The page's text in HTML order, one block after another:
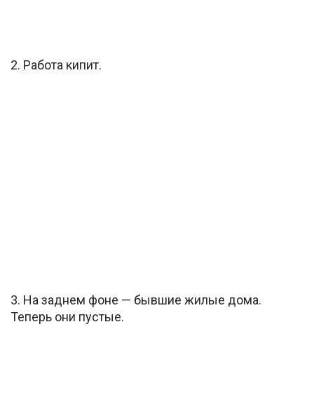
2. Работа кипит.
3. На заднем фоне — бывшие жилые дома.
Теперь они пустые.